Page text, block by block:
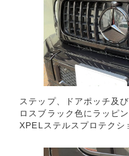
ステップ、ドアポッチ及
ロスブラック色にラッピ
XPELステルスプロテクシ